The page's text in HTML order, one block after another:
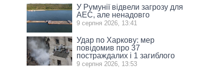
У Румунії відвели загрозу для
АЕС, але ненадовго
9 серпня 2026, 13:41
Удар по Харкову: мер
повідомив про 37
постраждалих і 1 загиблого
9 серпня 2026, 13:53